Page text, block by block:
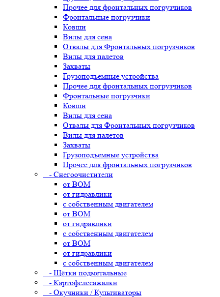
Прочее для фронтальных погрузчиков
Фронтальные погрузчики
Ковши
Вилы для сена
Отвалы для Фронтальных погрузчиков
Вилы для палетов
Захваты
Грузоподъемные устройства
Прочее для фронтальных погрузчиков
Фронтальные погрузчики
Ковши
Вилы для сена
Отвалы для Фронтальных погрузчиков
Вилы для палетов
Захваты
Грузоподъемные устройства
Прочее для фронтальных погрузчиков
- Снегоочистители
от ВОМ
от гидравлики
с собственным двигателем
от ВОМ
от гидравлики
с собственным двигателем
от ВОМ
от гидравлики
с собственным двигателем
- Щётки подметальные
- Картофелесажалки
- Окучники / Культиваторы